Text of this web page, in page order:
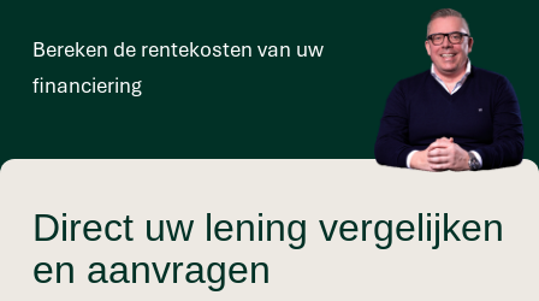
Bereken de rentekosten van uw
financiering
Direct uw lening vergelijken
en aanvragen